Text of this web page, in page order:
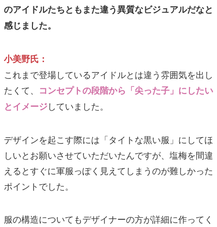
のアイドルたちともまた違う異質なビジュアルだなと
感じました。
小美野氏：
これまで登場しているアイドルとは違う雰囲気を出し
たくて、 コンセプトの段階から「尖った子」にしたい
とイメージしていました。
デザインを起こす際には「タイトな黒い服」にしてほ
しいとお願いさせていただいたんですが、塩梅を間違
えるとすぐに軍服っぽく見えてしまうのが難しかった
ポイントでした。
服の構造についてもデザイナーの方が詳細に作ってく